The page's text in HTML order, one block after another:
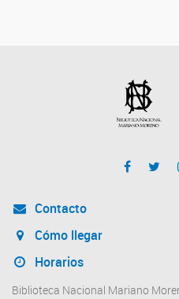
Contacto
Cómo llegar
Horarios
Biblioteca Nacional Mariano